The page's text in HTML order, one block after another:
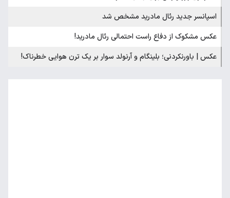
اسپانسر جدید رئال مادرید مشخص شد
عکس مشکوک از دفاع راست احتمالی رئال مادرید!
عکس | باورنکردنی؛ بلینگام و آرنولد سوار بر یک ترن هوایی خطرناک!